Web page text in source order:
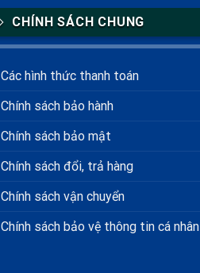
CHÍNH SÁCH CHUNG
Các hình thức thanh toán
Chính sách bảo hành
Chính sách bảo mật
Chính sách đổi, trả hàng
Chính sách vận chuyển
Chính sách bảo vệ thông tin cá nhân